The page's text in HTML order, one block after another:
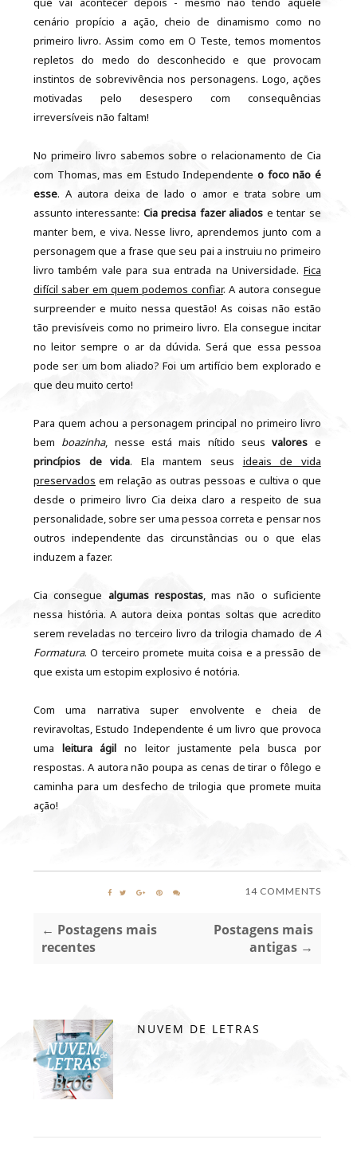
cenário propício a ação, cheio de dinamismo como no
primeiro livro. Assim como em O Teste, temos momentos
repletos do medo do desconhecido e que provocam
instintos de sobrevivência nos personagens. Logo, ações
motivadas pelo desespero com consequências
irreversíveis não faltam!
No primeiro livro sabemos sobre o relacionamento de Cia
com Thomas, mas em Estudo Independente o foco não é
esse. A autora deixa de lado o amor e trata sobre um
assunto interessante: Cia precisa fazer aliados e tentar se
manter bem, e viva. Nesse livro, aprendemos junto com a
personagem que a frase que seu pai a instruiu no primeiro
livro também vale para sua entrada na Universidade. Fica
difícil saber em quem podemos confiar. A autora consegue
surpreender e muito nessa questão! As coisas não estão
tão previsíveis como no primeiro livro. Ela consegue incitar
no leitor sempre o ar da dúvida. Será que essa pessoa
pode ser um bom aliado? Foi um artifício bem explorado e
que deu muito certo!
Para quem achou a personagem principal no primeiro livro
bem boazinha, nesse está mais nítido seusvalores e
princípios de vida. Ela mantem seus ideais de vida
preservados em relação as outras pessoas e cultiva o que
desde o primeiro livro Cia deixa claro a respeito de sua
personalidade, sobre ser uma pessoa correta e pensar nos
outros independente das circunstâncias ou o que elas
induzem a fazer.
Cia consegue algumas respostas, mas não o suficiente
nessa história. A autora deixa pontas soltas que acredito
serem reveladas no terceiro livro da trilogia chamado de A
Formatura. O terceiro promete muita coisa e a pressão de
que exista um estopim explosivo é notória.
Com uma narrativa super envolvente e cheia de
reviravoltas, Estudo Independente é um livro que provoca
uma leitura ágil no leitor justamente pela busca por
respostas. A autora não poupa as cenas de tirar o fôlego e
caminha para um desfecho de trilogia que promete muita
ação!
14 COMMENTS
← Postagens mais
recentes
Postagens mais
antigas →
NUVEM DE LETRAS